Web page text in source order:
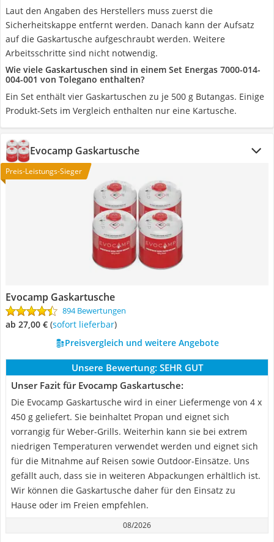
Laut den Angaben des Herstellers muss zuerst die
Sicherheitskappe entfernt werden. Danach kann der Aufsatz
auf die Gaskartusche aufgeschraubt werden. Weitere
Arbeitsschritte sind nicht notwendig.
Wie viele Gaskartuschen sind in einem Set Energas 7000-014-
004-001 von Tolegano enthalten?
Ein Set enthält vier Gaskartuschen zu je 500 g Butangas. Einige
Produkt-Sets im Vergleich enthalten nur eine Kartusche.
Evocamp Gaskartusche
Preis-Leistungs-Sieger
Evocamp Gaskartusche
894 Bewertungen
ab 27,00 € ( Sofort lieferbar)
Preisvergleich und weitere Angebote
Unsere Bewertung: SEHR GUT
Unser Fazit für Evocamp Gaskartusche:
Die Evocamp Gaskartusche wird in einer Liefermenge von 4 x
450 g geliefert. Sie beinhaltet Propan und eignet sich
vorrangig für Weber-Grills. Weiterhin kann sie bei extrem
niedrigen Temperaturen verwendet werden und eignet sich
für die Mitnahme auf Reisen sowie Outdoor-Einsätze. Uns
gefällt auch, dass sie in weiteren Abpackungen erhältlich ist.
Wir können die Gaskartusche daher für den Einsatz zu
Hause oder im Freien empfehlen.
08/2026